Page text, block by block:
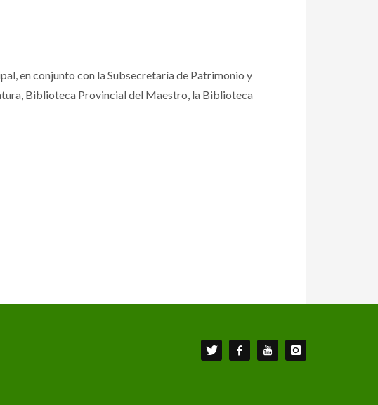
en conjunto con la Subsecretaría de Patrimonio y
Biblioteca Provincial del Maestro, la Biblioteca